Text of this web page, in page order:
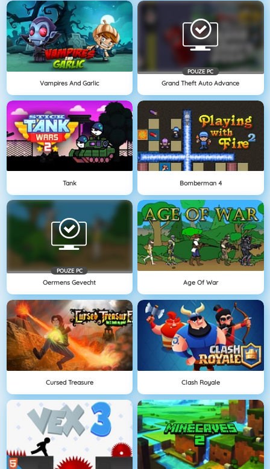
Vampires And Garlic
POUZE PC
Grand Theft Auto Advance
Tank Bomberman 4
POUZE PC
Oermens Gevecht Age Of War
Cursed Treasure Clash Royale